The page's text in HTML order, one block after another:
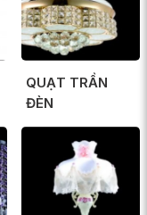
QUẠT TRẦN
ĐÈN